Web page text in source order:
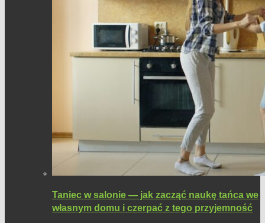
Taniec w salonie — jak zacząć naukę tańca we
własnym domu i czerpać z tego przyjemność